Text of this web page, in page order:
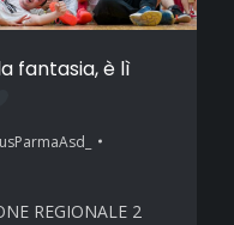
fantasia, è lì
REGIONALE 2